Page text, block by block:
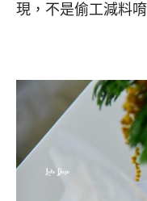
現，不是偷工減料唷